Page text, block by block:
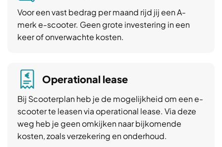
Voor een vast bedrag per maand rijd jij een A-
merk e-scooter. Geen grote investering in een
keer of onverwachte kosten.
Operational lease
Bij Scooterplan heb je de mogelijkheid om een e-
scooter te leasen via operational lease. Via deze
weg heb je geen omkijken naar bijkomende
kosten, zoals verzekering en onderhoud.